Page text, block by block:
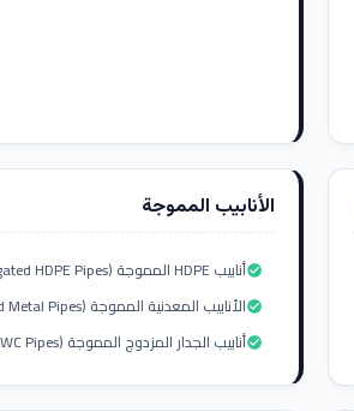
الأنابيب المموجة
أنابيب HDPE المموجة (Corrugated HDPE Pipes)check_circle
الأنابيب المعدنية المموجة (Corrugated Metal Pipes)check_circle
أنابيب الجدار المزدوج المموجة (DWC Pipes)check_circle